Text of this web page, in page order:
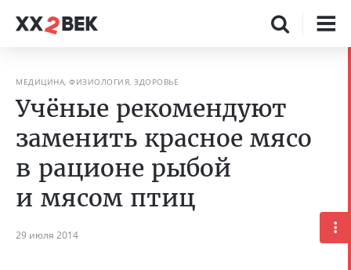
МЕДИЦИНА, ФИЗИОЛОГИЯ, ЗДОРОВЬЕ
Учёные рекомендуют
заменить красное мясо
в рационе рыбой
и мясом птиц
29 июля 2014